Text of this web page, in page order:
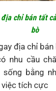
tất cả
bò
địa chỉ
nhu cầu
bằng
tích cực